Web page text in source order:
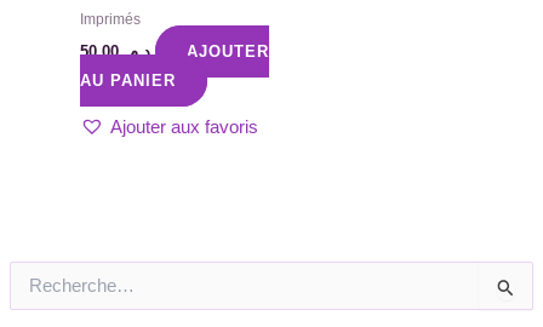
e
Imprimés
د.م.50,00
AJOUTER
AU PANIER
Ajouter aux favoris